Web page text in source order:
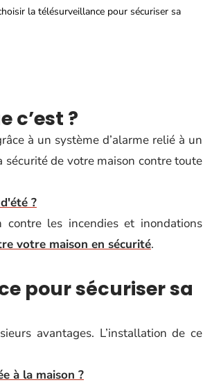
la télésurveillance pour sécuriser sa
c’est ?
à un système d’alarme relié à un
de votre maison contre toute
?
les incendies et inondations
votre maison en sécurité.
pour sécuriser sa
avantages. L’installation de ce
à la maison ?